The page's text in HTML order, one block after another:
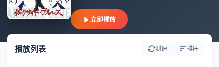
立即播放
播放列表 测速 排序